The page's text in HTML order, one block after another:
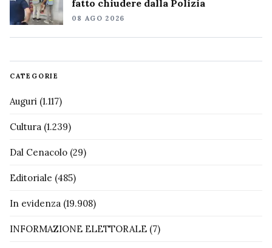
fatto chiudere dalla Polizia
08 AGO 2026
CATEGORIE
Auguri (1.117)
Cultura (1.239)
Dal Cenacolo (29)
Editoriale (485)
In evidenza (19.908)
INFORMAZIONE ELETTORALE (7)